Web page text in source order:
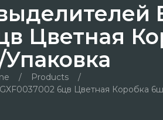
Цветная
/ Products
/
6цв Цветная Коробка